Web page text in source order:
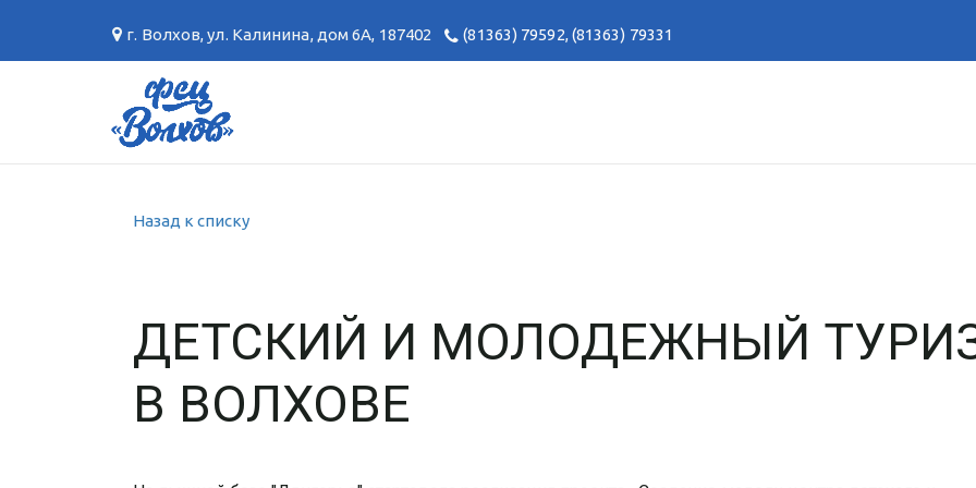
г. Волхов,ул. Калинина, дом 6А, 187402 (81363) 79592,(81363) 79331
Назад к списку
ДЕТСКИЙ И МОЛОДЕЖНЫЙ
В ВОЛХОВЕ